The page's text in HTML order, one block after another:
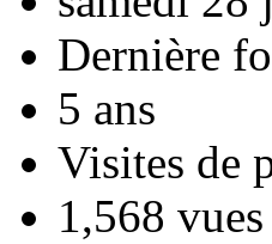
Dernière
5 ans
Visites de
1,568 vues